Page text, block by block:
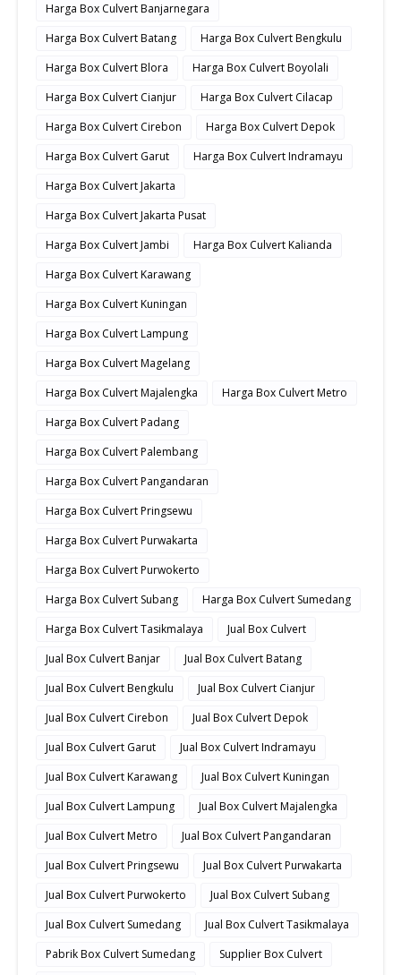
Harga Box Culvert Banjarnegara
Harga Box Culvert Batang
Harga Box Culvert Bengkulu
Harga Box Culvert Blora
Harga Box Culvert Boyolali
Harga Box Culvert Cianjur
Harga Box Culvert Cilacap
Harga Box Culvert Cirebon
Harga Box Culvert Depok
Harga Box Culvert Garut
Harga Box Culvert Indramayu
Harga Box Culvert Jakarta
Harga Box Culvert Jakarta Pusat
Harga Box Culvert Jambi
Harga Box Culvert Kalianda
Harga Box Culvert Karawang
Harga Box Culvert Kuningan
Harga Box Culvert Lampung
Harga Box Culvert Magelang
Harga Box Culvert Majalengka
Harga Box Culvert Metro
Harga Box Culvert Padang
Harga Box Culvert Palembang
Harga Box Culvert Pangandaran
Harga Box Culvert Pringsewu
Harga Box Culvert Purwakarta
Harga Box Culvert Purwokerto
Harga Box Culvert Subang
Harga Box Culvert Sumedang
Harga Box Culvert Tasikmalaya
Jual Box Culvert
Jual Box Culvert Banjar
Jual Box Culvert Batang
Jual Box Culvert Bengkulu
Jual Box Culvert Cianjur
Jual Box Culvert Cirebon
Jual Box Culvert Depok
Jual Box Culvert Garut
Jual Box Culvert Indramayu
Jual Box Culvert Karawang
Jual Box Culvert Kuningan
Jual Box Culvert Lampung
Jual Box Culvert Majalengka
Jual Box Culvert Metro
Jual Box Culvert Pangandaran
Jual Box Culvert Pringsewu
Jual Box Culvert Purwakarta
Jual Box Culvert Purwokerto
Jual Box Culvert Subang
Jual Box Culvert Sumedang
Jual Box Culvert Tasikmalaya
Pabrik Box Culvert Sumedang
Supplier Box Culvert